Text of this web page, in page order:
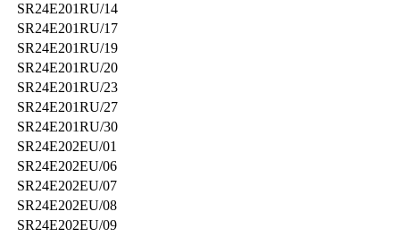
SR24E201RU/14
SR24E201RU/17
SR24E201RU/19
SR24E201RU/20
SR24E201RU/23
SR24E201RU/27
SR24E201RU/30
SR24E202EU/01
SR24E202EU/06
SR24E202EU/07
SR24E202EU/08
SR24E202EU/09